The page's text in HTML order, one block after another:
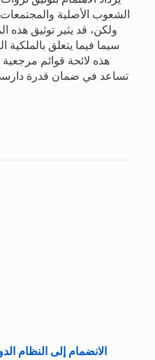
الشعوب الأصلية
ولكن، قد يثير توثيق هذه
سيما فيما يتعلق بالملكية
هذه لائحة قوائم
تساعد في ضمان قدرة
الانضمام إلى النظام